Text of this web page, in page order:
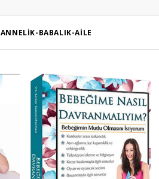
ANNELİK-BABALIK-AİLE